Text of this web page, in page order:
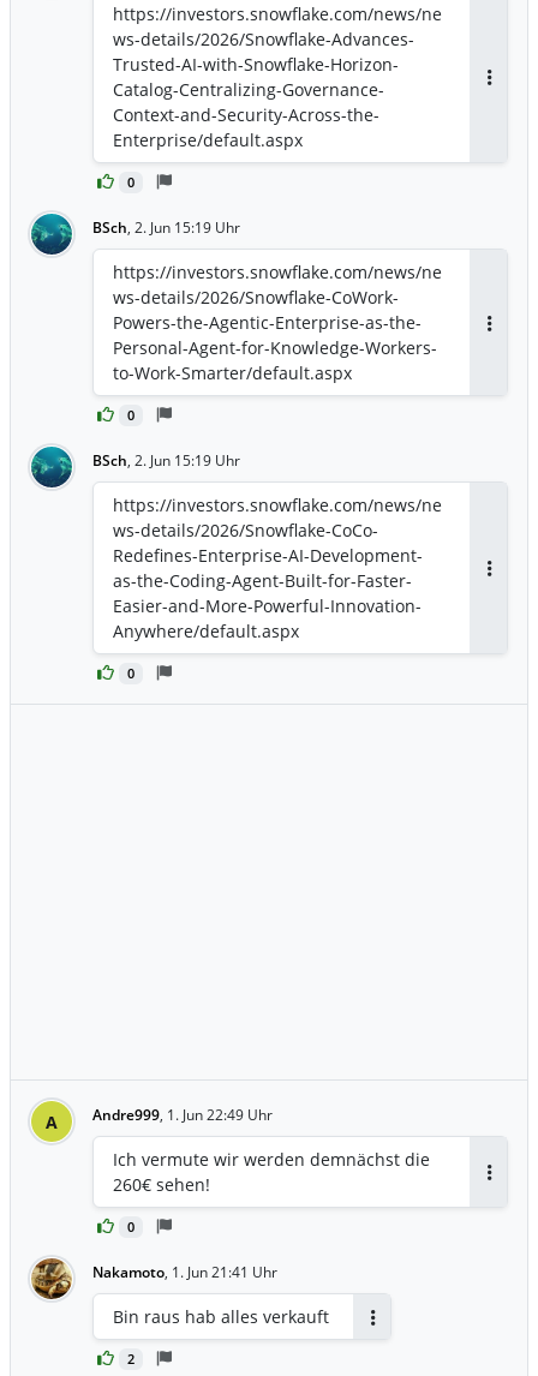
0
https://investors.snowflake.com/news/ne
ws-details/2026/Snowflake-Advances-
Trusted-AI-with-Snowflake-Horizon-
Catalog-Centralizing-Governance-
Context-and-Security-Across-the-
Enterprise/default.aspx
BSch, 2. Jun 15:19 Uhr
0
https://investors.snowflake.com/news/ne
ws-details/2026/Snowflake-CoWork-
Powers-the-Agentic-Enterprise-as-the-
Personal-Agent-for-Knowledge-Workers-
to-Work-Smarter/default.aspx
BSch, 2. Jun 15:19 Uhr
0
https://investors.snowflake.com/news/ne
ws-details/2026/Snowflake-CoCo-
Redefines-Enterprise-AI-Development-
as-the-Coding-Agent-Built-for-Faster-
Easier-and-More-Powerful-Innovation-
Anywhere/default.aspx
A Andre999, 1. Jun 22:49 Uhr
0
Ich vermute wir werden demnächst die
260€ sehen!
Nakamoto, 1. Jun 21:41 Uhr
2
Bin raus hab alles verkauft